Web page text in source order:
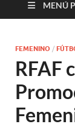
MENÚ
FEMENINO /
RFAF